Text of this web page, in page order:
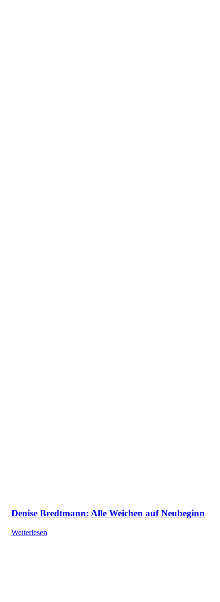
Denise Bredtmann: Alle Weichen auf Neubeginn
Weiterlesen